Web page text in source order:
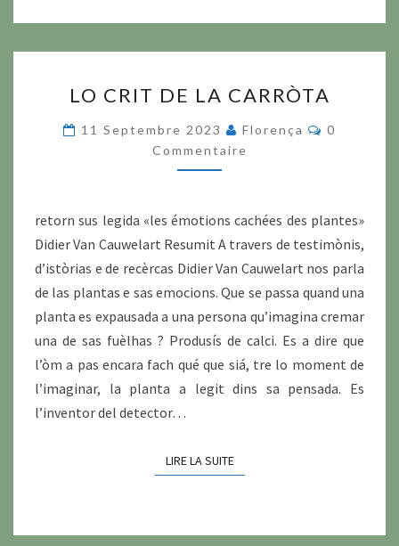
CRIT
DE
LA
CARRÒTA
LO CRIT DE LA CARRÒTA
11 Septembre 2023 Florença
0
Commentaire
retorn sus legida «les émotions cachées des plantes»
Didier Van Cauwelart Resumit A travers de testimònis,
d’istòrias e de recèrcas Didier Van Cauwelart nos parla
de las plantas e sas emocions. Que se passa quand una
planta es expausada a una persona qu’imagina cremar
una de sas fuèlhas ? Produsís de calci. Es a dire que
l’òm a pas encara fach qué que siá, tre lo moment de
l’imaginar, la planta a legit dins sa pensada. Es
l’inventor del detector…
LIRE LA SUITELIRE LA SUITE